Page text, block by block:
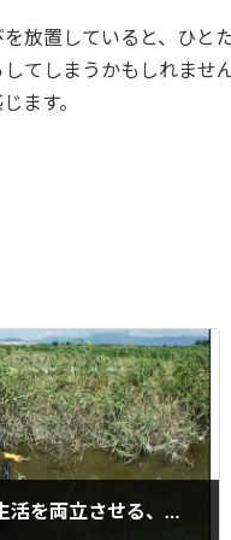
放置していると、ひと
てしまうかもしれませ
ます。
干拓地の自然と人の生活を両立させる、水路調査と設計